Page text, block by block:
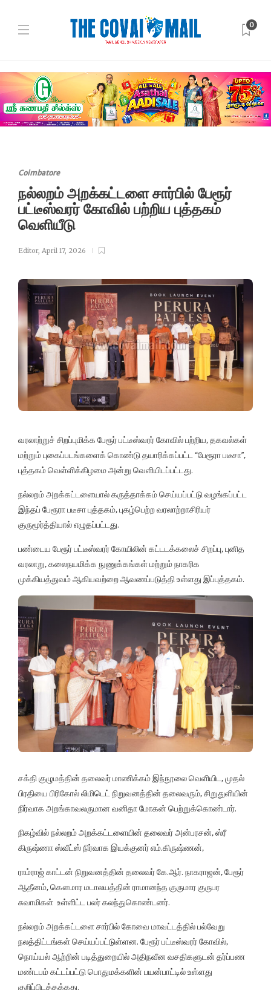
0
Coimbatore
நல்லறம் அறக்கட்டளை சார்பில் பேரூர்
பட்டீஸ்வரர் கோவில் பற்றிய புத்தகம்
வெளியீடு
Editor, April 17, 2026
வரலாற்றுச் சிறப்புமிக்க பேரூர் பட்டீஸ்வரர் கோவில் பற்றிய, தகவல்கள்
மற்றும் புகைப்படங்களைக் கொண்டு தயாரிக்கப்பட்ட “பேரூரா படீசா”,
புத்தகம் வெள்ளிக்கிழமை அன்று வெளியிடப்பட்டது.
நல்லறம் அறக்கட்டளையால் கருத்தாக்கம் செய்யப்பட்டு வழங்கப்பட்ட
இந்தப் பேரூரா படீசா புத்தகம், புகழ்பெற்ற வரலாற்றாசிரியர்
குருமூர்த்தியால் எழுதப்பட்டது.
பண்டைய பேரூர் பட்டீஸ்வரர் கோயிலின் கட்டடக்கலைச் சிறப்பு, புனித
வரலாறு, கலைநயமிக்க நுணுக்கங்கள் மற்றும் நாகரிக
முக்கியத்துவம் ஆகியவற்றை ஆவணப்படுத்தி உள்ளது இப்புத்தகம்.
சக்தி குழுமத்தின் தலைவர் மாணிக்கம் இந்நூலை வெளியிட, முதல்
பிரதியை பிரிகோல் லிமிடெட் நிறுவனத்தின் தலைவரும், சிறுதுளியின்
நிர்வாக அறங்காவலருமான வனிதா மோகன் பெற்றுக்கொண்டார்.
நிகழ்வில் நல்லறம் அறக்கட்டளையின் தலைவர் அன்பரசன், ஸ்ரீ
கிருஷ்ணா ஸ்வீட்ஸ் நிர்வாக இயக்குனர் எம்.கிருஷ்ணன்,
ராம்ராஜ் காட்டன் நிறுவனத்தின் தலைவர் கே.ஆர். நாகராஜன், பேரூர்
ஆதீனம், கௌமார மடாலயத்தின் ராமானந்த குருமார குருபர
சுவாமிகள் உள்ளிட்ட பலர் கலந்துகொண்டனர்.
நல்லறம் அறக்கட்டளை சார்பில் கோவை மாவட்டத்தில் பல்வேறு
நலத்திட்டங்கள் செய்யப்பட்டுள்ளன. பேரூர் பட்டீஸ்வரர் கோவில்,
நொய்யல் ஆற்றின் படித்துறையில் அதிநவீன வசதிகளுடன் தர்ப்பண
மண்டபம் கட்டப்பட்டு பொதுமக்களின் பயன்பாட்டில் உள்ளது
குறிப்பிடத்தக்கது.